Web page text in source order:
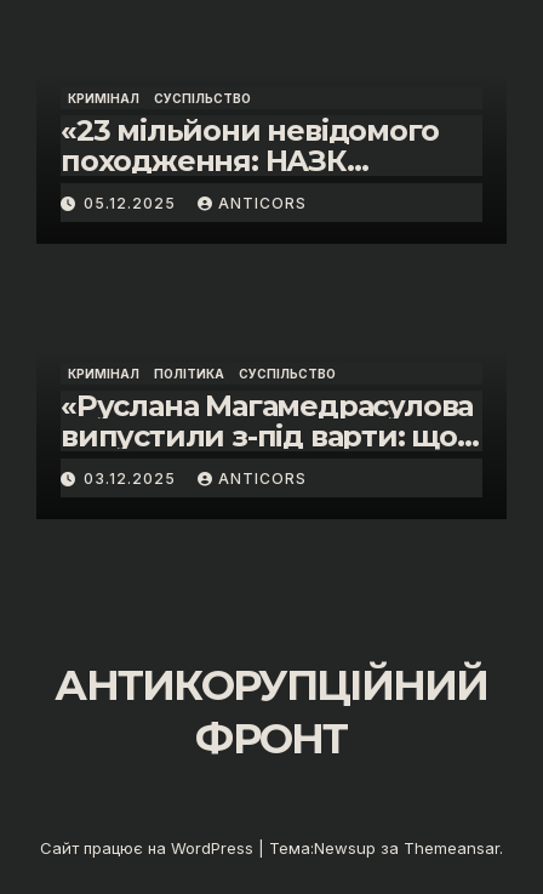
КРИМІНАЛ СУСПІЛЬСТВО
«23 мільйони невідомого
походження: НАЗК
викрило розкішне життя
інспектора митниці “Тиса”
Василя Пупени»
05.12.2025 ANTICORS
КРИМІНАЛ ПОЛІТИКА СУСПІЛЬСТВО
«Руслана Магамедрасулова
випустили з-під варти: що
відбувалось у залі суду»
03.12.2025 ANTICORS
АНТИКОРУПЦІЙНИЙ
ФРОНТ
Сайт працює на WordPress Тема:Newsup за Themeansar.